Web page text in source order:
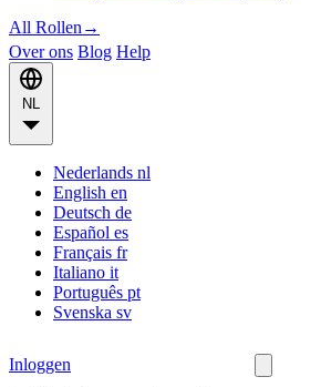
All Rollen →
Over ons Blog Help
Nederlands nl
English en
Deutsch de
Español es
Français fr
Italiano it
Português pt
Svenska sv
Inloggen